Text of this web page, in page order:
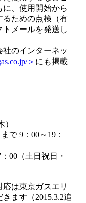
、使用開始から
るための点検（有
メールを発送し
社のインターネッ
＞ にも掲載
）
で 9：00～19：
00（土日祝日・
は東京ガスエリ
ます（2015.3.2追